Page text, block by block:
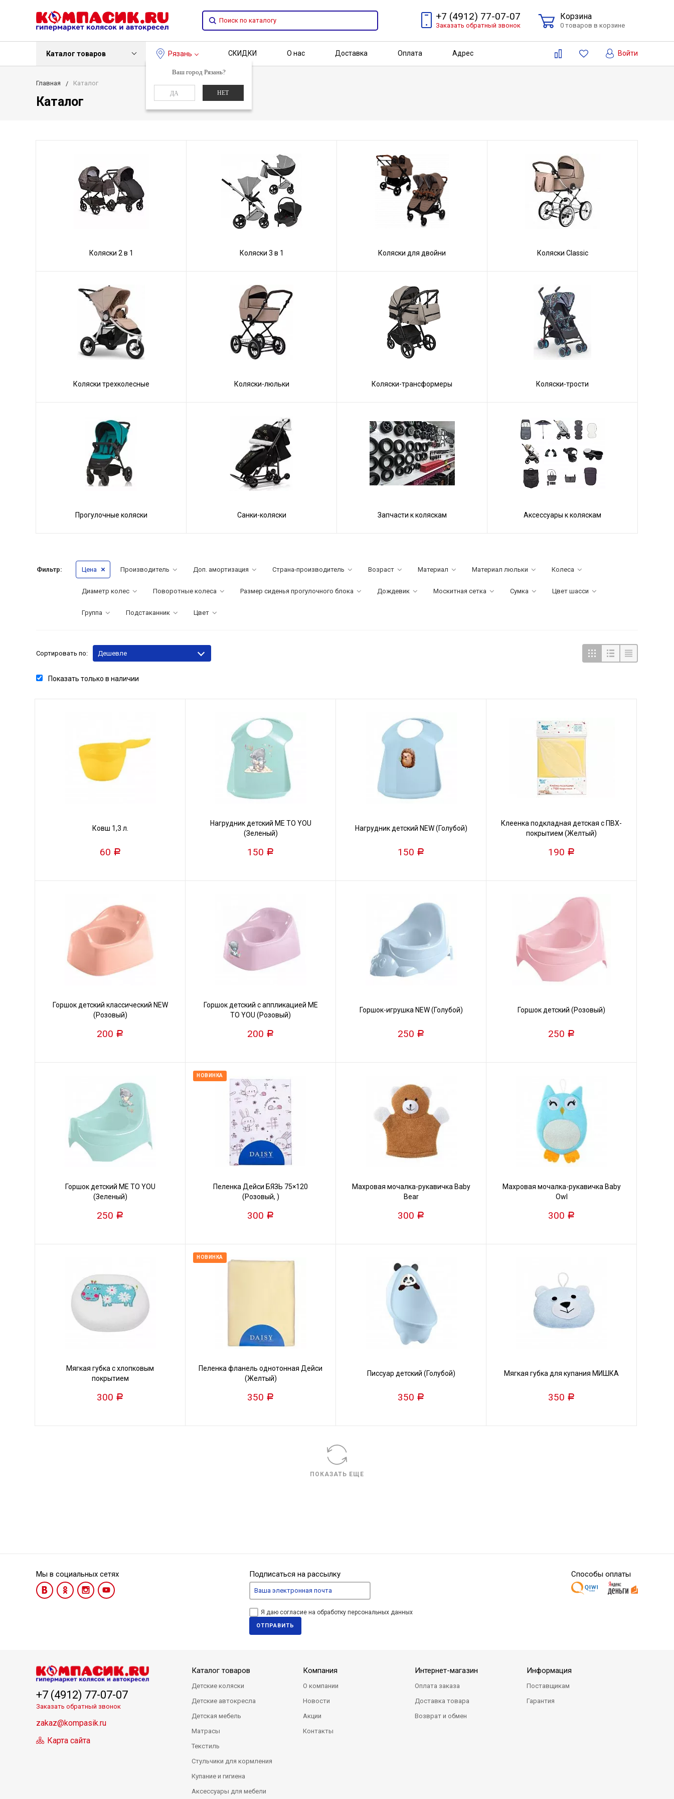
+7 (4912) 77-07-07
Заказать обратный звонок
Корзина
0 товаров в корзине
Каталог товаров Рязань
Ваш город Рязань?
ДА НЕТ
СКИДКИ О нас Доставка Оплата Адрес Войти
Главная Каталог
Каталог
Коляски 2 в 1 Коляски 3 в 1 Коляски для двойни Коляски Сlassic
Коляски трехколесные Коляски-люльки Коляски-трансформеры Коляски-трости
Прогулочные коляски Санки-коляски Запчасти к коляскам Аксессуары к коляскам
Фильтр: Цена Производитель Доп. амортизация Страна-производитель Возраст Материал Материал люльки Колеса
Диаметр колес Поворотные колеса Размер сиденья прогулочного блока Дождевик Москитная сетка Сумка Цвет шасси
Группа Подстаканник Цвет
Сортировать по: Дешевле
Показать только в наличии
Ковш 1,3 л.
60 Р
Нагрудник детский ME TO YOU
(Зеленый)
150 Р
Нагрудник детский NEW (Голубой)
150 Р
Клеенка подкладная детская с ПВХ-
покрытием (Желтый)
190 Р
Горшок детский классический NEW
(Розовый)
200 Р
Горшок детский с аппликацией ME
TO YOU (Розовый)
200 Р
Горшок-игрушка NEW (Голубой)
250 Р
Горшок детский (Розовый)
250 Р
Горшок детский ME TO YOU
(Зеленый)
250 Р
НОВИНКА
Пеленка Дейси БЯЗЬ 75×120
(Розовый, )
300 Р
Махровая мочалка-рукавичка Baby
Bear
300 Р
Махровая мочалка-рукавичка Baby
Owl
300 Р
Мягкая губка с хлопковым
покрытием
300 Р
НОВИНКА
Пеленка фланель однотонная Дейси
(Желтый)
350 Р
Писсуар детский (Голубой)
350 Р
Мягкая губка для купания МИШКА
350 Р
ПОКАЗАТЬ ЕЩЕ
Мы в социальных сетях Подписаться на рассылку
Я даю согласие на обработку персональных данных
ОТПРАВИТЬ
Способы оплаты
+7 (4912) 77-07-07
Заказать обратный звонок
zakaz@kompasik.ru
Карта сайта
Каталог товаров
Детские коляски
Детские автокресла
Детская мебель
Матрасы
Текстиль
Стульчики для кормления
Купание и гигиена
Аксессуары для мебели
Компания
О компании
Новости
Акции
Контакты
Интернет-магазин
Оплата заказа
Доставка товара
Возврат и обмен
Информация
Поставщикам
Гарантия